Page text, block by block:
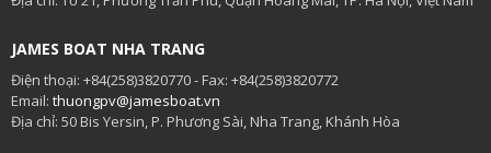
JAMES BOAT NHA TRANG
Điện thoại: +84(258)3820770 - Fax: +84(258)3820772
Email: thuongpv@jamesboat.vn
Địa chỉ: 50 Bis Yersin, P. Phương Sài, Nha Trang, Khánh Hòa